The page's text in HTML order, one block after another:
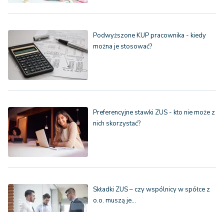
Podwyższone KUP pracownika - kiedy
można je stosować?
Preferencyjne stawki ZUS - kto nie może z
nich skorzystać?
Składki ZUS – czy wspólnicy w spółce z
o.o. muszą je…